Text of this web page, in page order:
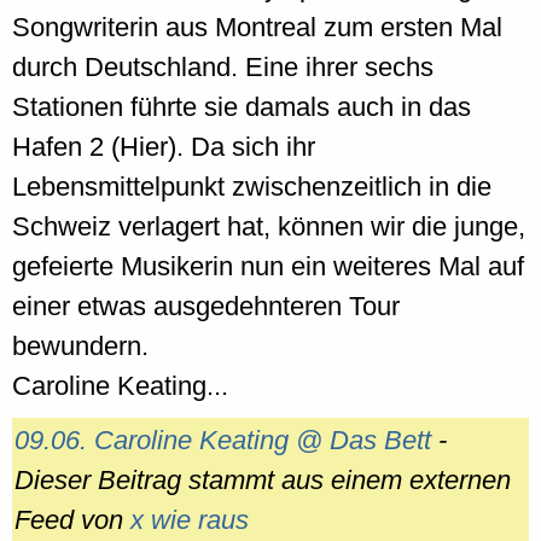
Songwriterin aus Montreal zum ersten Mal
durch Deutschland. Eine ihrer sechs
Stationen führte sie damals auch in das
Hafen 2 (Hier). Da sich ihr
Lebensmittelpunkt zwischenzeitlich in die
Schweiz verlagert hat, können wir die junge,
gefeierte Musikerin nun ein weiteres Mal auf
einer etwas ausgedehnteren Tour
bewundern.
Caroline Keating...
09.06. Caroline Keating @ Das Bett-
Dieser Beitrag stammt aus einem externen
Feed vonx wie raus